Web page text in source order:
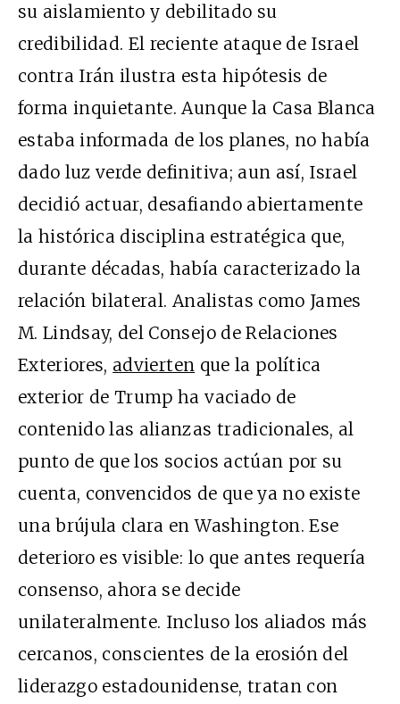
su aislamiento y debilitado su
credibilidad. El reciente ataque de Israel
contra Irán ilustra esta hipótesis de
forma inquietante. Aunque la Casa Blanca
estaba informada de los planes, no había
dado luz verde definitiva; aun así, Israel
decidió actuar, desafiando abiertamente
la histórica disciplina estratégica que,
durante décadas, había caracterizado la
relación bilateral. Analistas como James
M. Lindsay, del Consejo de Relaciones
Exteriores, advierten que la política
exterior de Trump ha vaciado de
contenido las alianzas tradicionales, al
punto de que los socios actúan por su
cuenta, convencidos de que ya no existe
una brújula clara en Washington. Ese
deterioro es visible: lo que antes requería
consenso, ahora se decide
unilateralmente. Incluso los aliados más
cercanos, conscientes de la erosión del
liderazgo estadounidense, tratan con